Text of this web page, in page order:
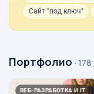
Сайт "под ключ"
Портфолио · 178
ВЕБ-РАЗРАБОТКА И IT